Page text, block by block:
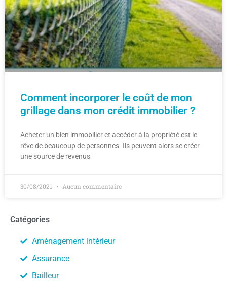
Comment incorporer le coût de mon
grillage dans mon crédit immobilier ?
Acheter un bien immobilier et accéder à la propriété est le
rêve de beaucoup de personnes. Ils peuvent alors se créer
une source de revenus
30/08/2021 Aucun commentaire
Catégories
Aménagement intérieur
Assurance
Bailleur